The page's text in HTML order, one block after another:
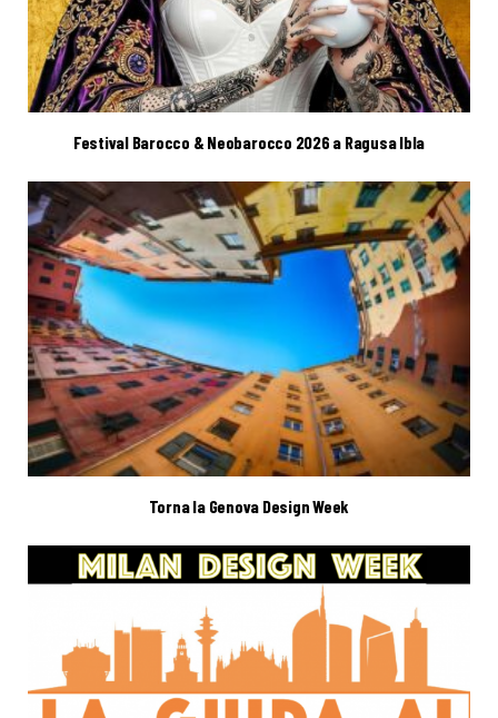
Festival Barocco & Neobarocco 2026 a Ragusa Ibla
Torna la Genova Design Week